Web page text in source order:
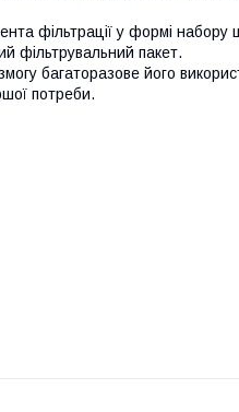
фільтрації у формі набору
фільтрувальний пакет.
багаторазове його
потреби.